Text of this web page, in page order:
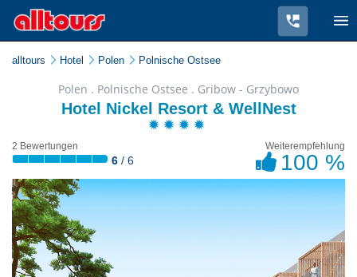
alltours Hotel Polen Polnische Ostsee
Polen . Polnische Ostsee . Gribow - Grzybowo
Hotel Nickel Resort & WellNest
2 Bewertungen
6 / 6
Weiterempfehlung
100 %